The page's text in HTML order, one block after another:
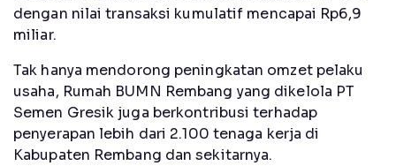
dengan nilai transaksi kumulatif mencapai Rp6,9
miliar.
Tak hanya mendorong peningkatan omzet pelaku
usaha, Rumah BUMN Rembang yang dikelola PT
Semen Gresik juga berkontribusi terhadap
penyerapan lebih dari 2.100 tenaga kerja di
Kabupaten Rembang dan sekitarnya.